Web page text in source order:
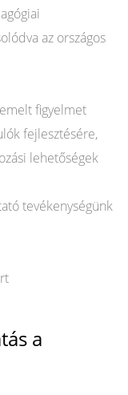
az országos
figyelmet
fejlesztésére,
lehetőségek
tevékenységünk
a